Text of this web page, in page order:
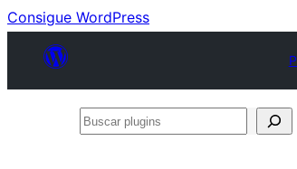
Consigue WordPress
Buscar